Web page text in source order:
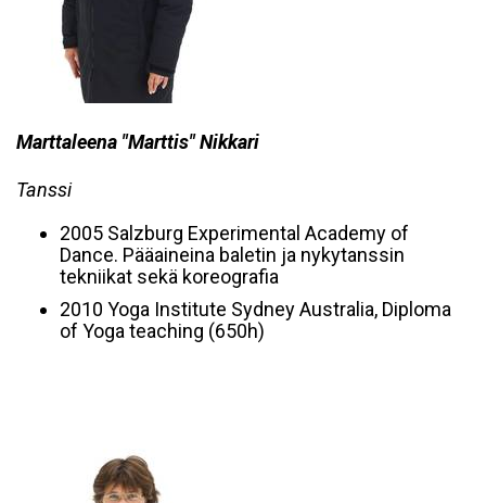
Marttaleena "Marttis" Nikkari
Tanssi
2005 Salzburg Experimental Academy of
Dance. Pääaineina baletin ja nykytanssin
tekniikat sekä koreografia
2010 Yoga Institute Sydney Australia, Diploma
of Yoga teaching (650h)